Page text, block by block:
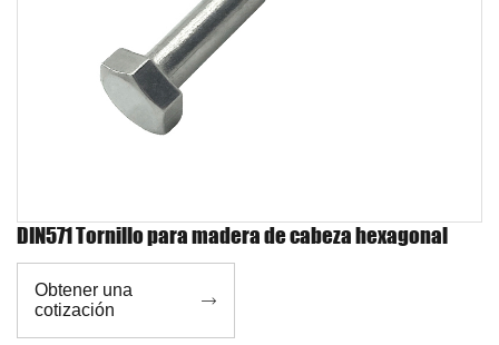
DIN571 Tornillo para madera de cabeza hexagonal
Obtener una
cotización
